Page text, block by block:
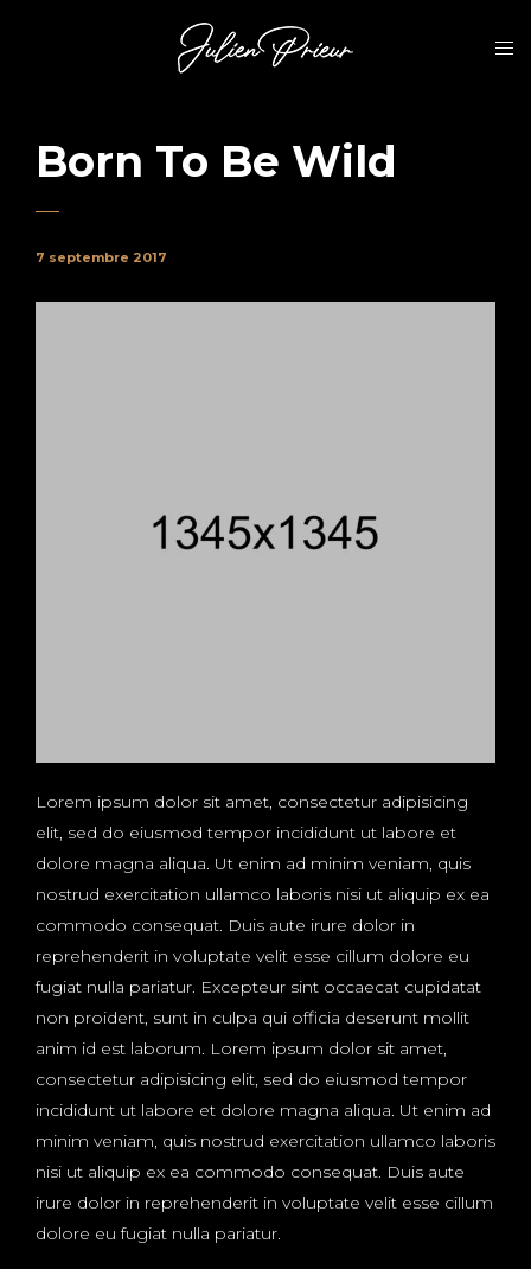
Born To Be Wild
7 septembre 2017
Lorem ipsum dolor sit amet, consectetur adipisicing
elit, sed do eiusmod tempor incididunt ut labore et
dolore magna aliqua. Ut enim ad minim veniam, quis
nostrud exercitation ullamco laboris nisi ut aliquip ex ea
commodo consequat. Duis aute irure dolor in
reprehenderit in voluptate velit esse cillum dolore eu
fugiat nulla pariatur. Excepteur sint occaecat cupidatat
non proident, sunt in culpa qui officia deserunt mollit
anim id est laborum. Lorem ipsum dolor sit amet,
consectetur adipisicing elit, sed do eiusmod tempor
incididunt ut labore et dolore magna aliqua. Ut enim ad
minim veniam, quis nostrud exercitation ullamco laboris
nisi ut aliquip ex ea commodo consequat. Duis aute
irure dolor in reprehenderit in voluptate velit esse cillum
dolore eu fugiat nulla pariatur.